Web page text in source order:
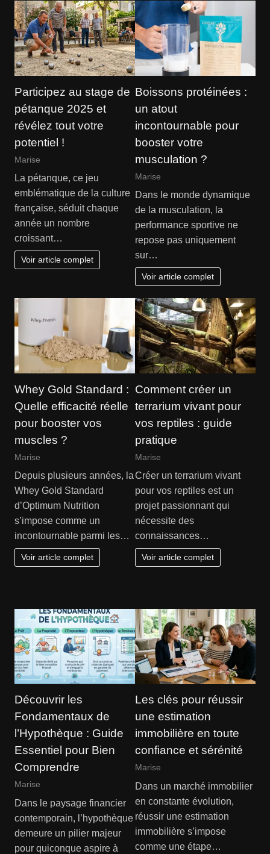
Participez au stage de
pétanque 2025 et
révélez tout votre
potentiel !
Marise
La pétanque, ce jeu
emblématique de la culture
française, séduit chaque
année un nombre
croissant…
Voir article complet
Boissons protéinées :
un atout
incontournable pour
booster votre
musculation ?
Marise
Dans le monde dynamique
de la musculation, la
performance sportive ne
repose pas uniquement
sur…
Voir article complet
Whey Gold Standard :
Quelle efficacité réelle
pour booster vos
muscles ?
Marise
Depuis plusieurs années, la
Whey Gold Standard
d’Optimum Nutrition
s’impose comme un
incontournable parmi les…
Voir article complet
Comment créer un
terrarium vivant pour
vos reptiles : guide
pratique
Marise
Créer un terrarium vivant
pour vos reptiles est un
projet passionnant qui
nécessite des
connaissances…
Voir article complet
Découvrir les
Fondamentaux de
l’Hypothèque : Guide
Essentiel pour Bien
Comprendre
Marise
Dans le paysage financier
contemporain, l’hypothèque
demeure un pilier majeur
pour quiconque aspire à
Les clés pour réussir
une estimation
immobilière en toute
confiance et sérénité
Marise
Dans un marché immobilier
en constante évolution,
réussir une estimation
immobilière s’impose
comme une étape…